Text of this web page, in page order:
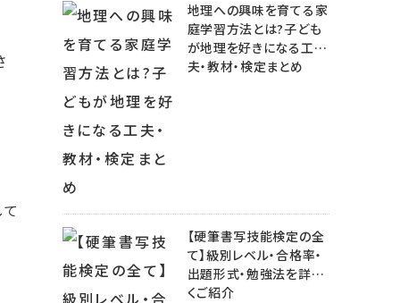
地理への興味を育てる家
庭学習方法とは?子ども
が地理を好きになる工
夫・教材・検定まとめ
【硬筆書写技能検定の全
て】級別レベル・合格率・
出題形式・勉強法を詳し
くご紹介